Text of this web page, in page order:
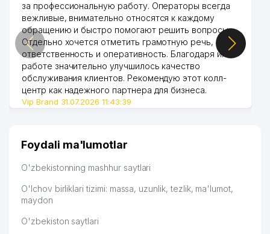
за профессиональную работу. Операторы всегда
вежливые, внимательно относятся к каждому
обращению и быстро помогают решить вопросы.
Отдельно хочется отметить грамотную речь,
ответственность и оперативность. Благодаря их
работе значительно улучшилось качество
обслуживания клиентов. Рекомендую этот колл-
центр как надежного партнера для бизнеса.
Vip Brand 31.07.2026 11:43:39
Foydali ma'lumotlar
O'zbekistonning mashhur saytlari
O'lchov birliklari tizimi: massa, uzunlik, tezlik, ma'lumot,
maydon
O'zbekiston saytlari